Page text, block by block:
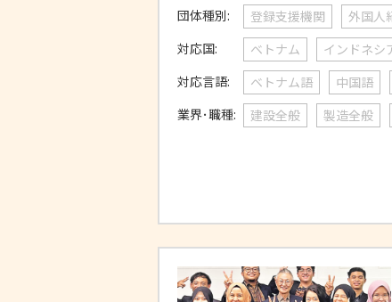
団体種別:
登録支援機関
外国人
対応国:
ベトナム インドネシ
対応言語:
ベトナム語 中国語
業界･職種:
建設全般 製造全般